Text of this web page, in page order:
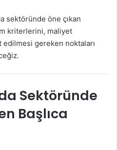
sektöründe öne çıkan
kriterlerini, maliyet
gereken noktaları
Sektöründe
Başlıca